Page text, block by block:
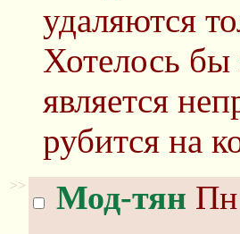
удаляются
Хотелось бы
является
рубится на
>> Мод-тян Пн